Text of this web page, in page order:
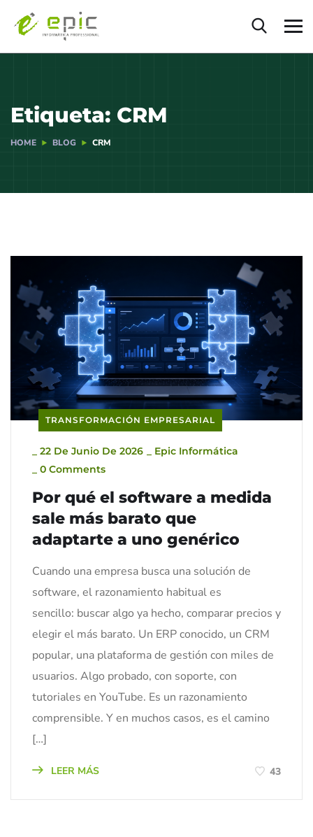
Etiqueta: CRM
HOME BLOG CRM
TRANSFORMACIÓN EMPRESARIAL
22 De Junio De 2026
Epic Informática
0 Comments
Por qué el software a medida
sale más barato que
adaptarte a uno genérico
Cuando una empresa busca una solución de
software, el razonamiento habitual es
sencillo: buscar algo ya hecho, comparar precios y
elegir el más barato. Un ERP conocido, un CRM
popular, una plataforma de gestión con miles de
usuarios. Algo probado, con soporte, con
tutoriales en YouTube. Es un razonamiento
comprensible. Y en muchos casos, es el camino
[…]
LEER MÁS 43